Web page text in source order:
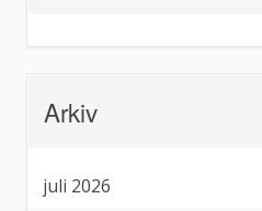
Arkiv
juli 2026